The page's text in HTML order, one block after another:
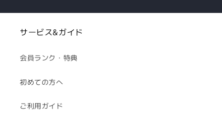
サービス&ガイド
会員ランク・特典
初めての方へ
ご利用ガイド